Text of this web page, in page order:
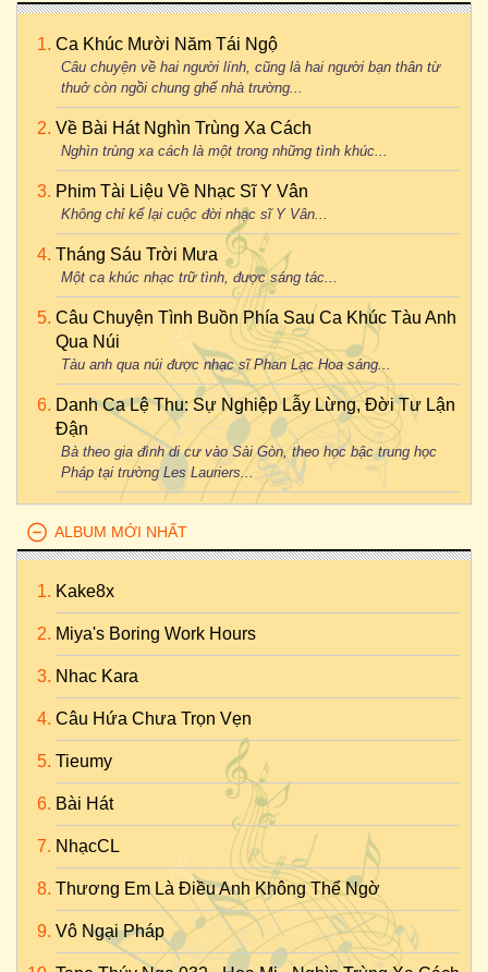
Ca Khúc Mười Năm Tái Ngộ
Câu chuyện về hai người lính, cũng là hai người bạn thân từ
thuở còn ngồi chung ghế nhà trường...
Về Bài Hát Nghìn Trùng Xa Cách
Nghìn trùng xa cách là một trong những tình khúc...
Phim Tài Liệu Về Nhạc Sĩ Y Vân
Không chỉ kể lại cuộc đời nhạc sĩ Y Vân...
Tháng Sáu Trời Mưa
Một ca khúc nhạc trữ tình, được sáng tác...
Câu Chuyện Tình Buồn Phía Sau Ca Khúc Tàu Anh
Qua Núi
Tàu anh qua núi được nhạc sĩ Phan Lạc Hoa sáng...
Danh Ca Lệ Thu: Sự Nghiệp Lẫy Lừng, Đời Tư Lận
Đận
Bà theo gia đình di cư vào Sài Gòn, theo học bậc trung học
Pháp tại trường Les Lauriers...
ALBUM MỚI NHẤT
Kake8x
Miya's Boring Work Hours
Nhac Kara
Câu Hứa Chưa Trọn Vẹn
Tieumy
Bài Hát
NhạcCL
Thương Em Là Điều Anh Không Thể Ngờ
Vô Ngại Pháp